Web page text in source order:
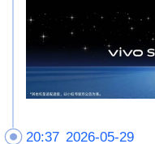
20:37 2026-05-29